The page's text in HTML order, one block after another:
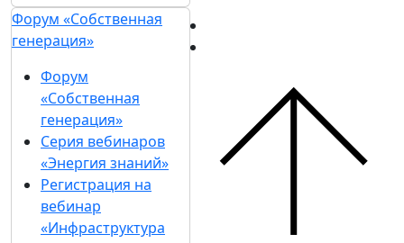
Форум «Собственная
генерация»
Форум
«Собственная
генерация»
Серия вебинаров
«Энергия знаний»
Регистрация на
вебинар
«Инфраструктура